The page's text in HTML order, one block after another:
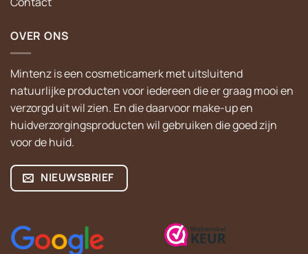
OVER ONS
Mintenz is een cosmeticamerk met uitsluitend
natuurlijke producten voor iedereen die er graag mooi en
verzorgd uit wil zien. En die daarvoor make-up en
huidverzorgingsproducten wil gebruiken die goed zijn
voor de huid.
NIEUWSBRIEF